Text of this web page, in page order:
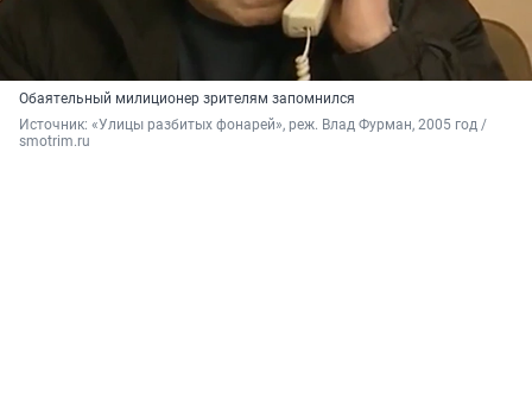
Обаятельный милиционер зрителям запомнился
Источник: «Улицы разбитых фонарей», реж. Влад Фурман, 2005 год /
smotrim.ru